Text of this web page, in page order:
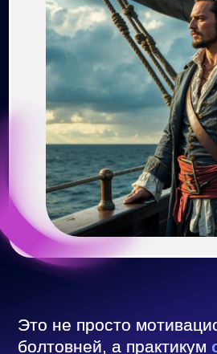
Что умеют нейросети уже сейчас, и как
на этом зарабатывают обычные люди
Почему навык работы с ИИ как
компьютерная грамотность 2020-х: без
него никуда
История обычного человека, который
с нуля освоил нейросети и начал
Что вы узнаете: